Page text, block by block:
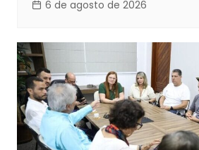
6 de agosto de 2026